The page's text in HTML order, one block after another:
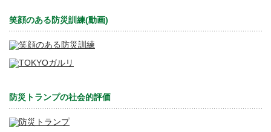
笑顔のある防災訓練(動画)
防災トランプの社会的評価